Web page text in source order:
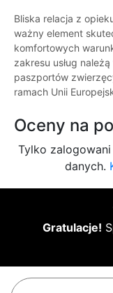
Bliska relacja z
ważny element
komfortowych
zakresu usług
paszportów
ramach Unii
Oceny na
Tylko
danych.
Gratulacje!